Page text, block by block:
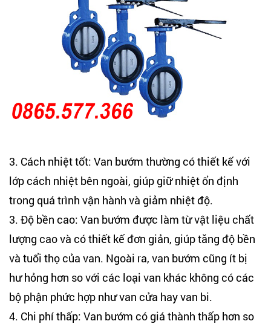
3. Cách nhiệt tốt: Van bướm thường có thiết kế với
lớp cách nhiệt bên ngoài, giúp giữ nhiệt ổn định
trong quá trình vận hành và giảm nhiệt độ.
3. Độ bền cao: Van bướm được làm từ vật liệu chất
lượng cao và có thiết kế đơn giản, giúp tăng độ bền
và tuổi thọ của van. Ngoài ra, van bướm cũng ít bị
hư hỏng hơn so với các loại van khác không có các
bộ phận phức hợp như van cửa hay van bi.
4. Chi phí thấp: Van bướm có giá thành thấp hơn so